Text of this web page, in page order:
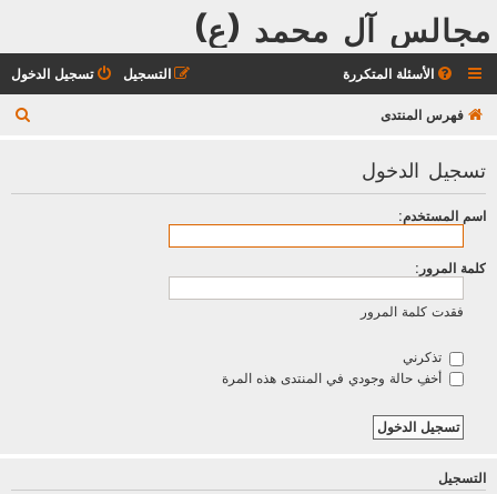
مجالس آل محمد (ع)
الأسئلة المتكررة تسجيل الدخول التسجيل
فهرس المنتدى
تسجيل الدخول
اسم المستخدم:
كلمة المرور:
فقدت كلمة المرور
تذكرني
أخفِ حالة وجودي في المنتدى هذه المرة
التسجيل